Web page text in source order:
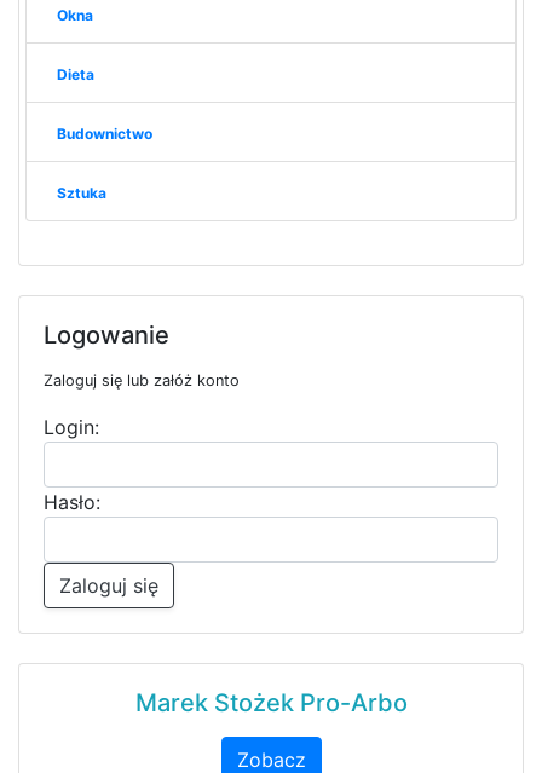
Okna
Dieta
Budownictwo
Sztuka
Logowanie
Zaloguj się lub załóż konto
Login:
Hasło:
Zaloguj się
Marek Stożek Pro-Arbo
Zobacz